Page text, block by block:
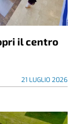
il centro
21 LUGLIO 2026